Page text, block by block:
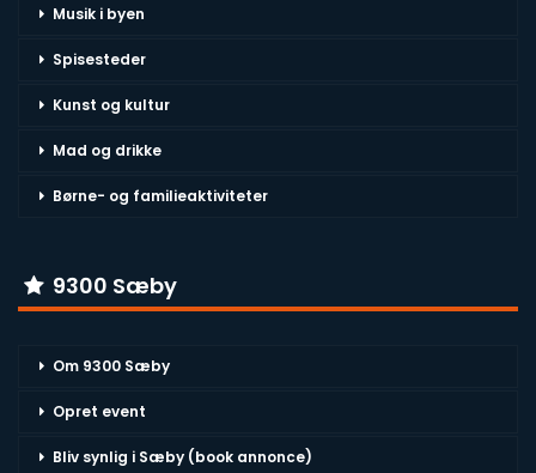
Musik i byen
Spisesteder
Kunst og kultur
Mad og drikke
Børne- og familieaktiviteter
9300 Sæby
Om 9300 Sæby
Opret event
Bliv synlig i Sæby (book annonce)